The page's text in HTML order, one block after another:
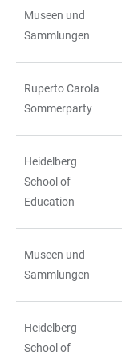
Museen und
Sammlungen
Ruperto Carola
Sommerparty
Heidelberg
School of
Education
Museen und
Sammlungen
Heidelberg
School of